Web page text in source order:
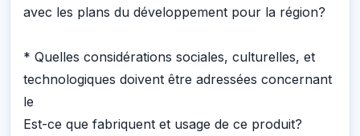
avec les plans du développement pour la région?
* Quelles considérations sociales, culturelles, et
technologiques doivent être adressées concernant
le
Est-ce que fabriquent et usage de ce produit?